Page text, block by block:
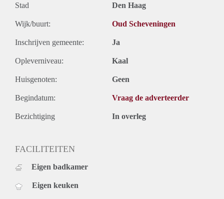
Stad Den Haag
Wijk/buurt: Oud Scheveningen
Inschrijven gemeente: Ja
Opleverniveau: Kaal
Huisgenoten: Geen
Begindatum: Vraag de adverteerder
Bezichtiging In overleg
FACILITEITEN
Eigen badkamer
Eigen keuken